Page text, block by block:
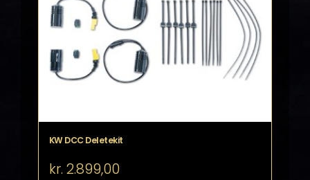
KW DCC Deletekit
kr. 2.899,00